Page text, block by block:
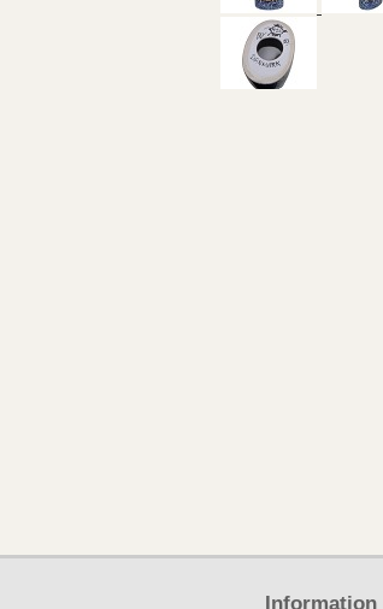
Information